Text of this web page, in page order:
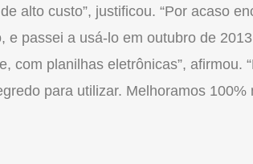
alto custo”, justificou. “Por acaso
e passei a usá-lo em outubro de
com planilhas eletrônicas”, afirmou.
para utilizar. Melhoramos 100%